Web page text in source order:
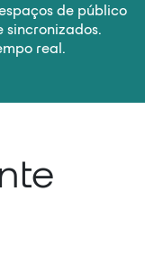
de público
real.